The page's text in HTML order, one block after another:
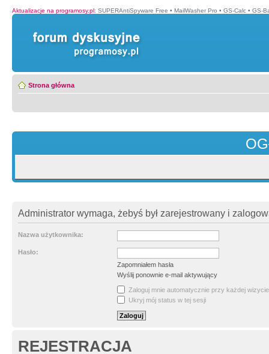
Aktualizacje na programosy.pl: SUPERAntiSpyware Free • MailWasher Pro • GS-Calc • GS-
Strona główna
Administrator wymaga, żebyś był zarejestrowany i
Nazwa użytkownika:
Hasło:
Zapomniałem hasła
Wyślij ponownie e-mail aktywujący
Zaloguj mnie automatycznie przy każdej wizycie
Ukryj mój status w tej sesji
REJESTRACJA